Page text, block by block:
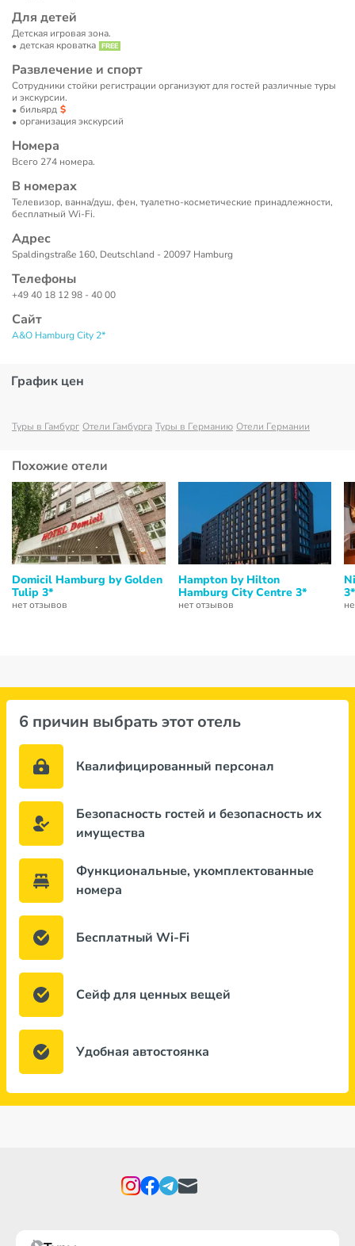
Для детей
Детская игровая зона.
детская кроватка
Развлечение и спорт
Сотрудники стойки регистрации организуют для гостей различные туры
и экскурсии.
бильярд
организация экскурсий
Номера
Всего 274 номера.
В номерах
Телевизор, ванна/душ, фен, туалетно-косметические принадлежности,
бесплатный Wi-Fi.
Адрес
Spaldingstraße 160, Deutschland - 20097 Hamburg
Телефоны
+49 40 18 12 98 - 40 00
Сайт
A&O Hamburg City 2*
График цен
Туры в Гамбург Отели Гамбурга Туры в Германию Отели Германии
Похожие отели
Domicil Hamburg by Golden
Tulip 3*
нет отзывов
Hampton by Hilton
Hamburg City Centre 3*
нет отзывов
3*
6 причин выбрать этот отель
Квалифицированный персонал
Безопасность гостей и безопасность их
имущества
Функциональные, укомплектованные
номера
Бесплатный Wi-Fi
Сейф для ценных вещей
Удобная автостоянка